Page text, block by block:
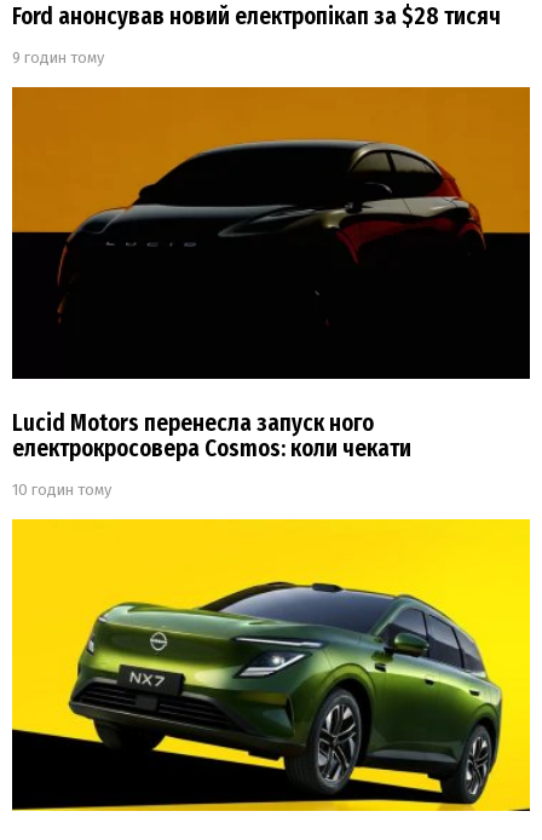
Ford анонсував новий електропікап за $28 тисяч
9 годин тому
Lucid Motors перенесла запуск ного
електрокросовера Cosmos: коли чекати
10 годин тому